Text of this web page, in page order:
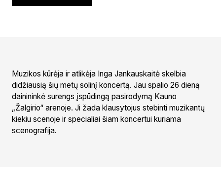
Muzikos kūrėja ir atlikėja Inga Jankauskaitė skelbia
didžiausią šių metų solinį koncertą. Jau spalio 26 dieną
dainininkė surengs įspūdingą pasirodymą Kauno
„Žalgirio“ arenoje. Ji žada klausytojus stebinti muzikantų
kiekiu scenoje ir specialiai šiam koncertui kuriama
scenografija.